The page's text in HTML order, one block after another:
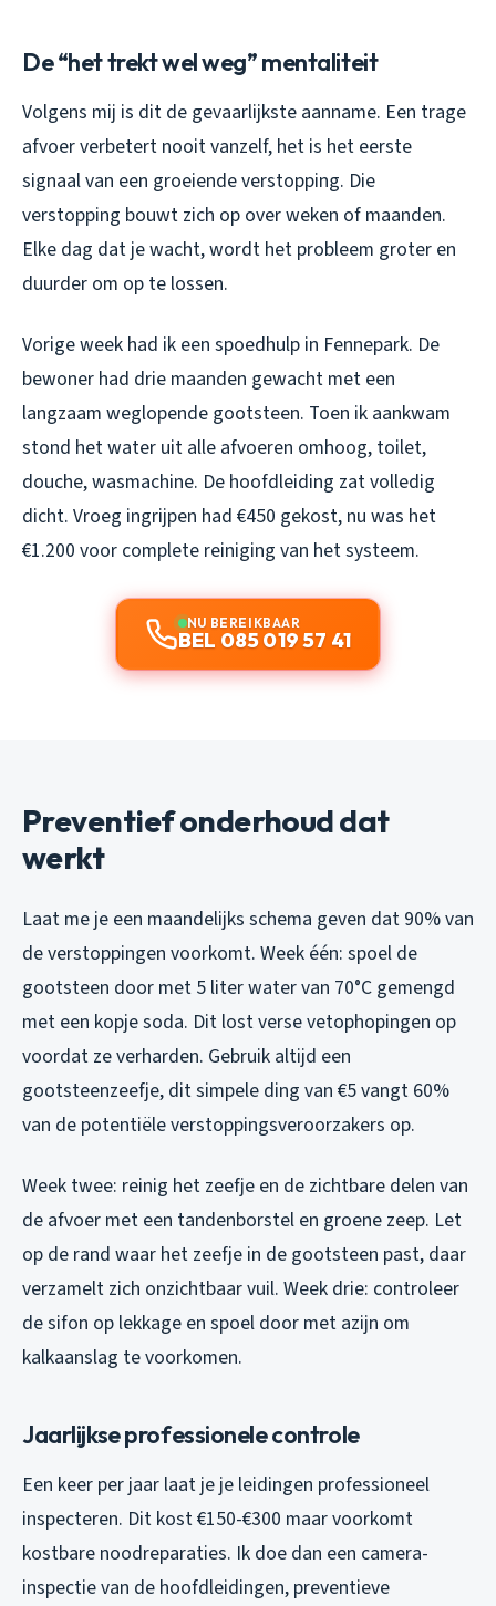
De “het trekt wel weg” mentaliteit
Volgens mij is dit de gevaarlijkste aanname. Een trage
afvoer verbetert nooit vanzelf, het is het eerste
signaal van een groeiende verstopping. Die
verstopping bouwt zich op over weken of maanden.
Elke dag dat je wacht, wordt het probleem groter en
duurder om op te lossen.
Vorige week had ik een spoedhulp in Fennepark. De
bewoner had drie maanden gewacht met een
langzaam weglopende gootsteen. Toen ik aankwam
stond het water uit alle afvoeren omhoog, toilet,
douche, wasmachine. De hoofdleiding zat volledig
dicht. Vroeg ingrijpen had €450 gekost, nu was het
€1.200 voor complete reiniging van het systeem.
NU BEREIKBAAR
BEL 085 019 57 41
Preventief onderhoud dat
werkt
Laat me je een maandelijks schema geven dat 90% van
de verstoppingen voorkomt. Week één: spoel de
gootsteen door met 5 liter water van 70°C gemengd
met een kopje soda. Dit lost verse vetophopingen op
voordat ze verharden. Gebruik altijd een
gootsteenzeefje, dit simpele ding van €5 vangt 60%
van de potentiële verstoppingsveroorzakers op.
Week twee: reinig het zeefje en de zichtbare delen van
de afvoer met een tandenborstel en groene zeep. Let
op de rand waar het zeefje in de gootsteen past, daar
verzamelt zich onzichtbaar vuil. Week drie: controleer
de sifon op lekkage en spoel door met azijn om
kalkaanslag te voorkomen.
Jaarlijkse professionele controle
Een keer per jaar laat je je leidingen professioneel
inspecteren. Dit kost €150-€300 maar voorkomt
kostbare noodreparaties. Ik doe dan een camera-
inspectie van de hoofdleidingen, preventieve